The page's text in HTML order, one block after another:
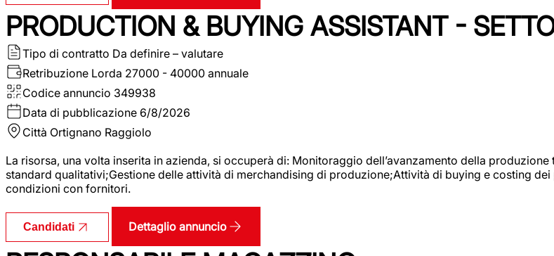
PRODUCTION & BUYING ASSISTANT -
Tipo di contratto Da definire – valutare
Retribuzione Lorda 27000 - 40000 annuale
Codice annuncio 349938
Data di pubblicazione 6/8/2026
Città Ortignano Raggiolo
La risorsa, una volta inserita in azienda, si occuperà di: Monitoraggio dell’avanzamento della
standard qualitativi;Gestione delle attività di merchandising di produzione;Attività di buying e costing
condizioni con fornitori.
Candidati Dettaglio annuncio